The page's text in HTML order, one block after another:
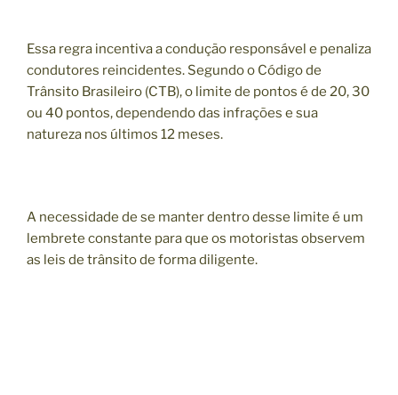
Essa regra incentiva a condução responsável e penaliza
condutores reincidentes. Segundo o Código de
Trânsito Brasileiro (CTB), o limite de pontos é de 20, 30
ou 40 pontos, dependendo das infrações e sua
natureza nos últimos 12 meses.
A necessidade de se manter dentro desse limite é um
lembrete constante para que os motoristas observem
as leis de trânsito de forma diligente.